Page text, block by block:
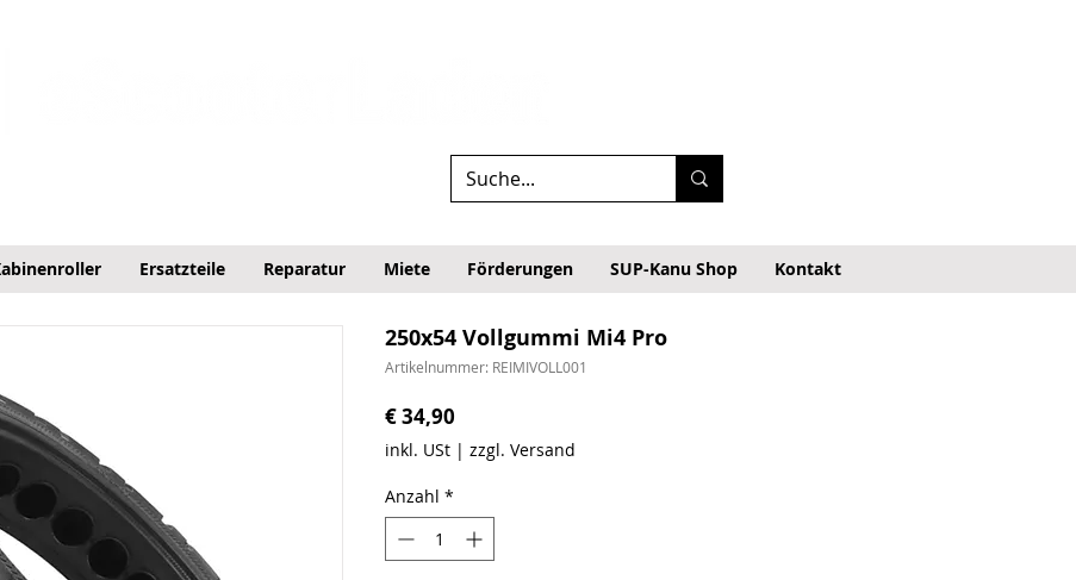
Ersatzteile Reparatur Miete Förderungen SUP-Kanu Shop Kontakt
250x54 Vollgummi Mi4 Pro
Artikelnummer: REIMIVOLL001
€ 34,90Preis
inkl. USt| zzgl. Versand
Anzahl *